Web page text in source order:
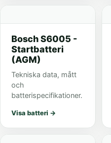
Bosch S6005 -
Startbatteri
(AGM)
Tekniska data, mått
och
batterispecifikationer.
Visa batteri →